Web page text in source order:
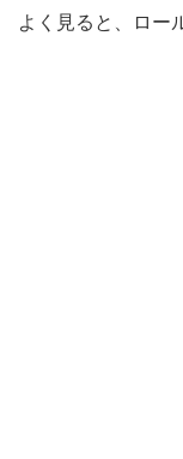
よく見ると、ロー